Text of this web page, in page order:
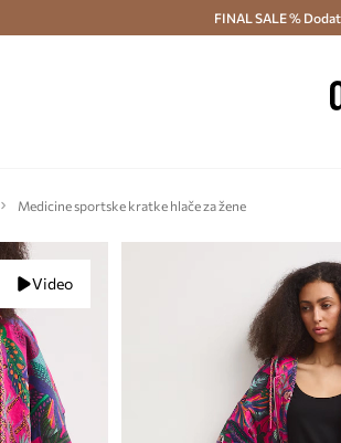
Besplatna dostava i povrat (od 70€) >
FINAL SALE %
Medicine sportske kratke hlače za žene
Video